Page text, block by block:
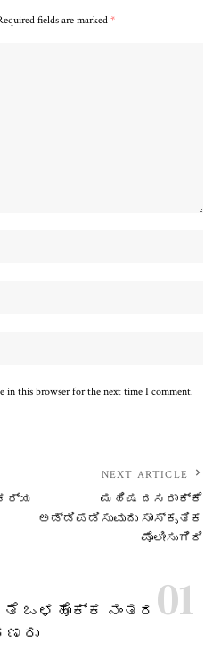
fields are marked *
in this browser for the next time I comment.
NEXT ARTICLE
ಮಹಿಷ ದಸರಾಕ್ಕೆ
ಅಡ್ಡಿಪಡಿಸುವುದು ಸಾಂಸ್ಕೃತಿಕ
ಪೊಲೀಸುಗಿರಿ
ಒಳಹೊಕ್ಕ ನಂತರ